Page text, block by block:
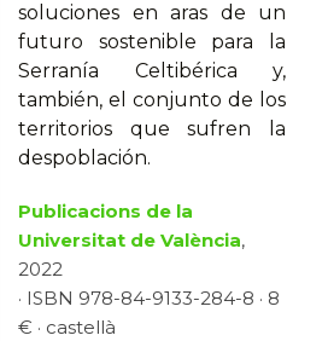
soluciones en aras de un
futuro sostenible para la
Serranía Celtibérica y,
también, el conjunto de los
territorios que sufren la
despoblación.
Publicacions de la
Universitat de València,
2022
· ISBN 978-84-9133-284-8 · 8
€ · castellà